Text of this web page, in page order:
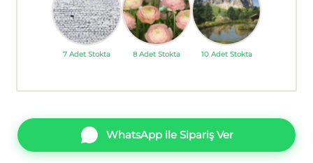
7 Adet Stokta 8 Adet Stokta 10 Adet Stokta
WhatsApp ile Sipariş Ver